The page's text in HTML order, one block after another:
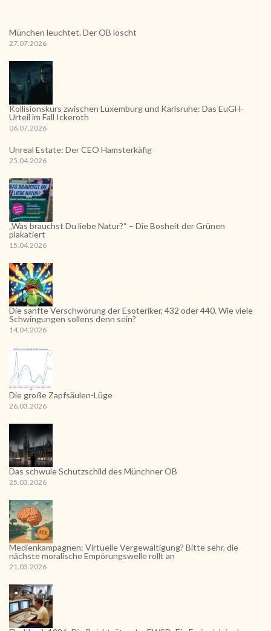
München leuchtet. Der OB löscht
27.07.2026
Kollisionskurs zwischen Luxemburg und Karlsruhe: Das EuGH-
Urteil im Fall Ickeroth
06.07.2026
Unreal Estate: Der CEO Hamsterkäfig
25.04.2026
„Was brauchst Du liebe Natur?“ – Die Bosheit der Grünen
plakatiert
15.04.2026
Die sanfte Verschwörung der Esoteriker, 432 oder 440. Wie viele
Schwingungen sollens denn sein?
14.04.2026
Die große Zapfsäulen-Lüge
26.03.2026
Das schwule Schutzschild des Münchner OB
25.03.2026
Medienkampagnen: Virtuelle Vergewaltigung? Bitte sehr, die
nächste moralische Empörungswelle rollt an
21.03.2026